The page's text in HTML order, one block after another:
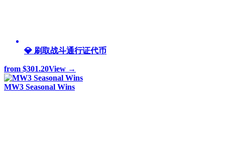
💎 刷取战斗通行证代币
from $301.20View →
MW3 Seasonal Wins